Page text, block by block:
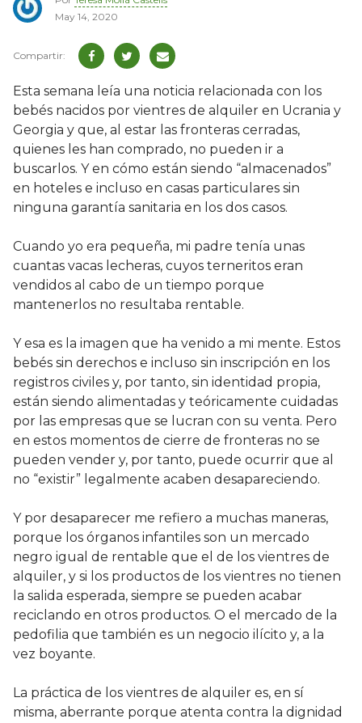
May 14, 2020
Esta semana leía una noticia relacionada con los
bebés nacidos por vientres de alquiler en Ucrania y
Georgia y que, al estar las fronteras cerradas,
quienes les han comprado, no pueden ir a
buscarlos. Y en cómo están siendo “almacenados”
en hoteles e incluso en casas particulares sin
ninguna garantía sanitaria en los dos casos.
Cuando yo era pequeña, mi padre tenía unas
cuantas vacas lecheras, cuyos terneritos eran
vendidos al cabo de un tiempo porque
mantenerlos no resultaba rentable.
Y esa es la imagen que ha venido a mi mente. Estos
bebés sin derechos e incluso sin inscripción en los
registros civiles y, por tanto, sin identidad propia,
están siendo alimentadas y teóricamente cuidadas
por las empresas que se lucran con su venta. Pero
en estos momentos de cierre de fronteras no se
pueden vender y, por tanto, puede ocurrir que al
no “existir” legalmente acaben desapareciendo.
Y por desaparecer me refiero a muchas maneras,
porque los órganos infantiles son un mercado
negro igual de rentable que el de los vientres de
alquiler, y si los productos de los vientres no tienen
la salida esperada, siempre se pueden acabar
reciclando en otros productos. O el mercado de la
pedofilia que también es un negocio ilícito y, a la
vez boyante.
La práctica de los vientres de alquiler es, en sí
misma, aberrante porque atenta contra la dignidad